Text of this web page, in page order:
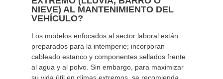
NIEVE) AL MANTENIMIENTO DEL
VEHÍCULO?
Los modelos enfocados al sector laboral están
preparados para la intemperie; incorporan
cableado estanco y componentes sellados frente
al agua y al polvo. Sin embargo, para maximizar